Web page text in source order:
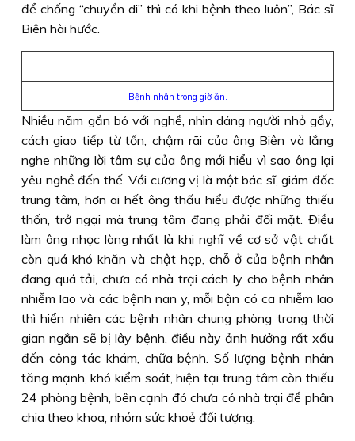
để chống “chuyển di” thì có khi bệnh theo luôn”, Bác sĩ
Biên hài hước.
Bệnh nhân trong giờ ăn.
Nhiều năm gắn bó với nghề, nhìn dáng người nhỏ gầy,
cách giao tiếp từ tốn, chậm rãi của ông Biên và lắng
nghe những lời tâm sự của ông mới hiểu vì sao ông lại
yêu nghề đến thế. Với cương vị là một bác sĩ, giám đốc
trung tâm, hơn ai hết ông thấu hiểu được những thiếu
thốn, trở ngại mà trung tâm đang phải đối mặt. Ðiều
làm ông nhọc lòng nhất là khi nghĩ về cơ sở vật chất
còn quá khó khăn và chật hẹp, chỗ ở của bệnh nhân
đang quá tải, chưa có nhà trại cách ly cho bệnh nhân
nhiễm lao và các bệnh nan y, mỗi bận có ca nhiễm lao
thì hiển nhiên các bệnh nhân chung phòng trong thời
gian ngắn sẽ bị lây bệnh, điều này ảnh hưởng rất xấu
đến công tác khám, chữa bệnh. Số lượng bệnh nhân
tăng mạnh, khó kiểm soát, hiện tại trung tâm còn thiếu
24 phòng bệnh, bên cạnh đó chưa có nhà trại để phân
chia theo khoa, nhóm sức khoẻ đối tượng.